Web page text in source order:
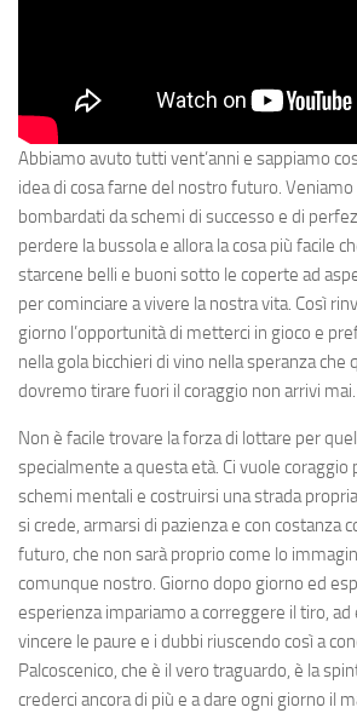
Abbiamo avuto tutti vent’anni e sappiamo
idea di cosa farne del nostro futuro.
bombardati da schemi di successo e di
perdere la bussola e allora la cosa più facile
starcene belli e buoni sotto le coperte ad
per cominciare a vivere la nostra vita. Così
giorno l’opportunità di metterci in gioco e
nella gola bicchieri di vino nella speranza che
dovremo tirare fuori il coraggio non arrivi mai.
Non è facile trovare la forza di lottare per
specialmente a questa età. Ci vuole coraggio
schemi mentali e costruirsi una strada
si crede, armarsi di pazienza e con costanza
futuro, che non sarà proprio come lo
comunque nostro. Giorno dopo giorno ed
esperienza impariamo a correggere il tiro, ad
vincere le paure e i dubbi riuscendo così a
Palcoscenico, che è il vero traguardo, è la
crederci ancora di più e a dare ogni giorno il